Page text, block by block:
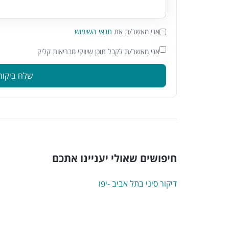
אני מאשר/ת את תנאי השימוש
אני מאשר/ת לקבל תוכן שיווקי מבריאות קליק
שלח
חיפושים שאולי יעניינו אתכם
דיקור סיני בתל אביב -יפו